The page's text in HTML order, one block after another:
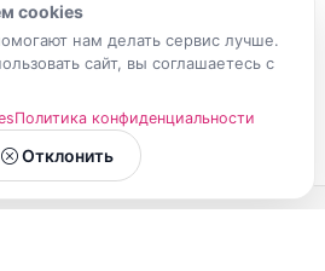
cookies
нам делать сервис лучше.
сайт, вы соглашаетесь с
Политика конфиденциальности
Отклонить